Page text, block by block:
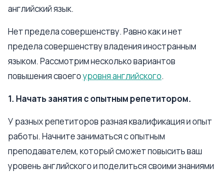
английский язык.
Нет предела совершенству. Равно как и нет
предела совершенству владения иностранным
языком. Рассмотрим несколько вариантов
повышения своегоуровня английского.
1. Начать занятия с опытным репетитором.
У разных репетиторов разная квалификация и опыт
работы. Начните заниматься с опытным
преподавателем, который сможет повысить ваш
уровень английского и поделиться своими знаниями